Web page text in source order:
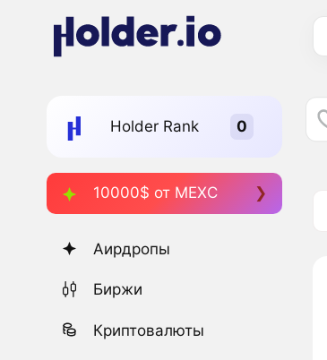
Holder Rank
10000$ от MEXC
Аирдропы
Биржи
Криптовалюты